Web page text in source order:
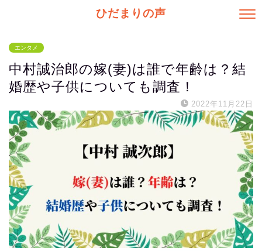
ひだまりの声
エンタメ
中村誠治郎の嫁(妻)は誰で年齢は？結
婚歴や子供についても調査！
2022年11月22日